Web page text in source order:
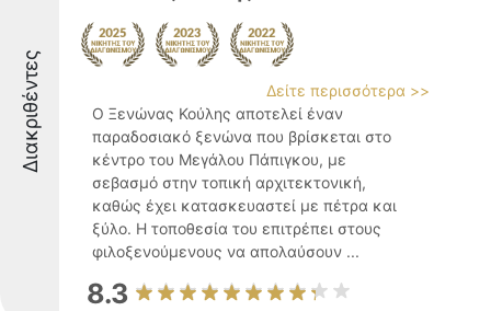
Διακριθέντες
Δείτε περισσότερα >>
Ο Ξενώνας Κούλης αποτελεί έναν
παραδοσιακό ξενώνα που βρίσκεται στο
κέντρο του Μεγάλου Πάπιγκου, με
σεβασμό στην τοπική αρχιτεκτονική,
καθώς έχει κατασκευαστεί με πέτρα και
ξύλο. Η τοποθεσία του επιτρέπει στους
φιλοξενούμενους να απολαύσουν ...
8.3